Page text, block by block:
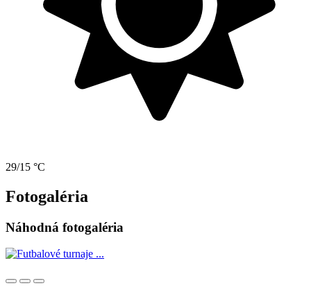
29/15 °C
Fotogaléria
Náhodná fotogaléria